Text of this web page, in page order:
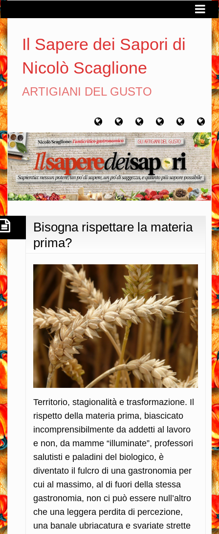
Il Sapere dei Sapori di
Nicolò Scaglione
ARTIGIANI DEL GUSTO
Home Chi
sono
Artigiani
del
gusto
Viaggi
del
gusto
Filosofia
del
gusto
Bisogna rispettare la materia
prima?
Territorio, stagionalità e trasformazione. Il
rispetto della materia prima, biascicato
incomprensibilmente da addetti al lavoro
e non, da mamme “illuminate”, professori
salutisti e paladini del biologico, è
diventato il fulcro di una gastronomia per
cui al massimo, al di fuori della stessa
gastronomia, non ci può essere null’altro
che una leggera perdita di percezione,
una banale ubriacatura e svariate strette